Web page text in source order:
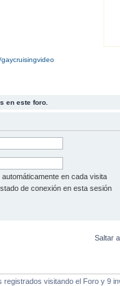
en este foro.
automáticamente en cada visita
de conexión en esta sesión
Saltar
visitando el Foro y 9